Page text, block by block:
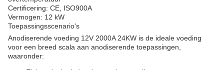
Certificering: CE, ISO900A
Vermogen: 12 kW
Toepassingsscenario's
Anodiserende voeding 12V 2000A 24KW is de ideale voeding
voor een breed scala aan anodiserende toepassingen,
waaronder: